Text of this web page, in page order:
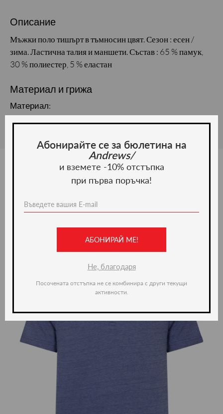
Описание
Мъжки поло тишърт в тъмносин цвят. Сезон : есен /
зима. Ластична талия и маншети. Състав : 65 % памук,
30 % полиестер, 5 % еластан
Материал и грижа
Материал:
Ние препоръчваме
Абонирайте се за бюлетина на
Andrews/
и вземете -10% отстъпка
при първа поръчка!
АБОНИРАЙ МЕ!
Не, благодаря
Посочената отстъпка не се комбинира с други текущи
активности.